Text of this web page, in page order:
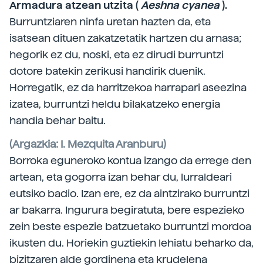
Armadura atzean utzita (Aeshna cyanea).
Burruntziaren ninfa uretan hazten da, eta
isatsean dituen zakatzetatik hartzen du arnasa;
hegorik ez du, noski, eta ez dirudi burruntzi
dotore batekin zerikusi handirik duenik.
Horregatik, ez da harritzekoa harrapari aseezina
izatea, burruntzi heldu bilakatzeko energia
handia behar baitu.
(Argazkia: I. Mezquita Aranburu)
Borroka eguneroko kontua izango da errege den
artean, eta gogorra izan behar du, lurraldeari
eutsiko badio. Izan ere, ez da aintzirako burruntzi
ar bakarra. Ingurura begiratuta, bere espezieko
zein beste espezie batzuetako burruntzi mordoa
ikusten du. Horiekin guztiekin lehiatu beharko da,
bizitzaren alde gordinena eta krudelena